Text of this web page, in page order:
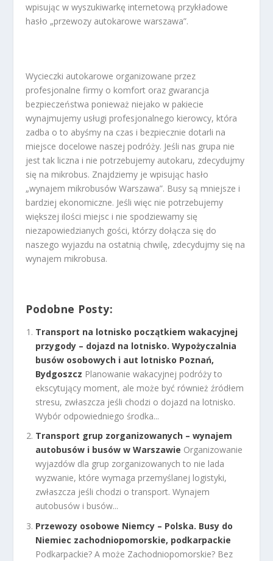
wpisując w wyszukiwarkę internetową przykładowe
hasło „przewozy autokarowe warszawa”.
Wycieczki autokarowe organizowane przez
profesjonalne firmy o komfort oraz gwarancja
bezpieczeństwa ponieważ niejako w pakiecie
wynajmujemy usługi profesjonalnego kierowcy, która
zadba o to abyśmy na czas i bezpiecznie dotarli na
miejsce docelowe naszej podróży. Jeśli nas grupa nie
jest tak liczna i nie potrzebujemy autokaru, zdecydujmy
się na mikrobus. Znajdziemy je wpisując hasło
„wynajem mikrobusów Warszawa”. Busy są mniejsze i
bardziej ekonomiczne. Jeśli więc nie potrzebujemy
większej ilości miejsc i nie spodziewamy się
niezapowiedzianych gości, którzy dołącza się do
naszego wyjazdu na ostatnią chwilę, zdecydujmy się na
wynajem mikrobusa.
Podobne Posty:
Transport na lotnisko początkiem wakacyjnej
przygody – dojazd na lotnisko. Wypożyczalnia
busów osobowych i aut lotnisko Poznań,
Bydgoszcz Planowanie wakacyjnej podróży to
ekscytujący moment, ale może być również źródłem
stresu, zwłaszcza jeśli chodzi o dojazd na lotnisko.
Wybór odpowiedniego środka...
Transport grup zorganizowanych – wynajem
autobusów i busów w Warszawie Organizowanie
wyjazdów dla grup zorganizowanych to nie lada
wyzwanie, które wymaga przemyślanej logistyki,
zwłaszcza jeśli chodzi o transport. Wynajem
autobusów i busów...
Przewozy osobowe Niemcy – Polska. Busy do
Niemiec zachodniopomorskie, podkarpackie
Podkarpackie? A może Zachodniopomorskie? Bez